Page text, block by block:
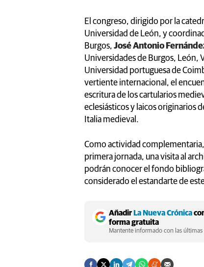
El congreso, dirigido por la
Universidad de León, y
Burgos, José Antonio
Universidades de Burgos, León,
Universidad portuguesa de
vertiente internacional, el
escritura de los cartularios
eclesiásticos y laicos originarios
Italia medieval.
Como actividad
primera jornada, una visita al
podrán conocer el fondo
considerado el estandarte de
AñadirLa Nueva Crónica
forma gratuita
Mantente informado con las